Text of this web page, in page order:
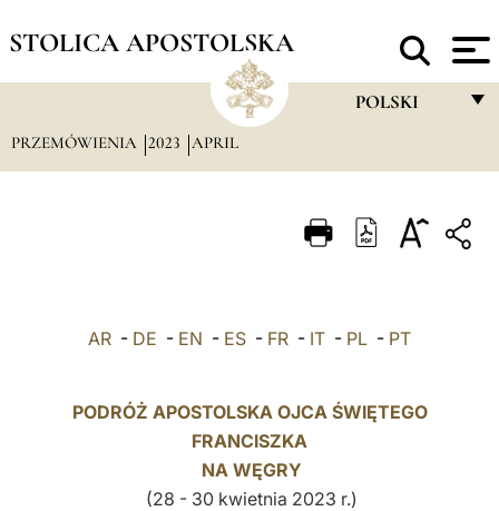
STOLICA APOSTOLSKA
POLSKI
ITALIANO
POLSKI
中文
PRZEMÓWIENIA 2023 APRIL
AR - DE - EN - ES - FR - IT - PL - PT
PODRÓŻ APOSTOLSKA OJCA ŚWIĘTEGO
FRANCISZKA
NA WĘGRY
(28 - 30 kwietnia 2023 r.)